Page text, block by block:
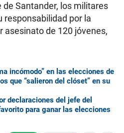
Santander, los militares
responsabilidad por la
asesinato de 120 jóvenes,
incómodo” en las elecciones de
que “salieron del clóset” en su
declaraciones del jefe del
para ganar las elecciones